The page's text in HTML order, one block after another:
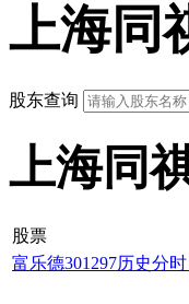
上海同
股东查询
上海同
股票
富乐德301297历史分时